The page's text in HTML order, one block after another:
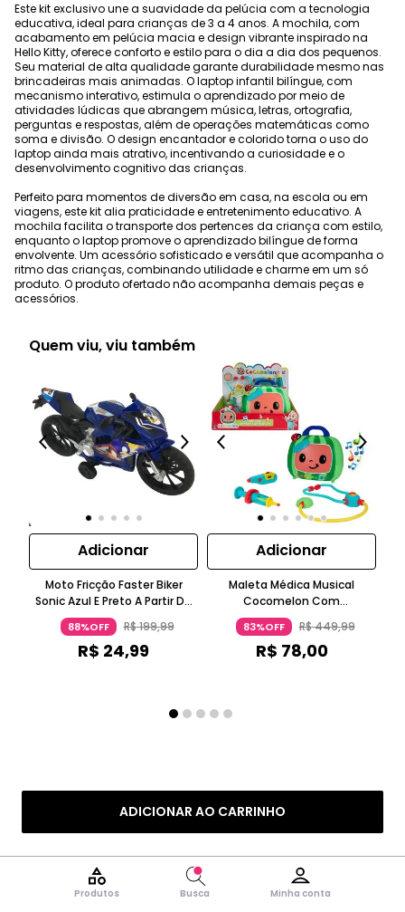
Produtos Busca Minha conta
ADICIONAR AO CARRINHO
Este kit exclusivo une a suavidade da pelúcia com a tecnologia
educativa, ideal para crianças de 3 a 4 anos. A mochila, com
acabamento em pelúcia macia e design vibrante inspirado na
Hello Kitty, oferece conforto e estilo para o dia a dia dos pequenos.
Seu material de alta qualidade garante durabilidade mesmo nas
brincadeiras mais animadas. O laptop infantil bilíngue, com
mecanismo interativo, estimula o aprendizado por meio de
atividades lúdicas que abrangem música, letras, ortografia,
perguntas e respostas, além de operações matemáticas como
soma e divisão. O design encantador e colorido torna o uso do
laptop ainda mais atrativo, incentivando a curiosidade e o
desenvolvimento cognitivo das crianças.
Perfeito para momentos de diversão em casa, na escola ou em
viagens, este kit alia praticidade e entretenimento educativo. A
mochila facilita o transporte dos pertences da criança com estilo,
enquanto o laptop promove o aprendizado bilíngue de forma
envolvente. Um acessório sofisticado e versátil que acompanha o
ritmo das crianças, combinando utilidade e charme em um só
produto. O produto ofertado não acompanha demais peças e
acessórios.
Quem viu, viu também
Adicionar
Moto Fricção Faster Biker
Sonic Azul E Preto A Partir De
Três Anos Candide
88%OFF R$199,99
R$ 24,99
Adicionar
Maleta Médica Musical
Cocomelon Com
Termômetro Interativo Azul
Claro Para 1 A 2 Anos Candide
83%OFF R$449,99
R$ 78,00